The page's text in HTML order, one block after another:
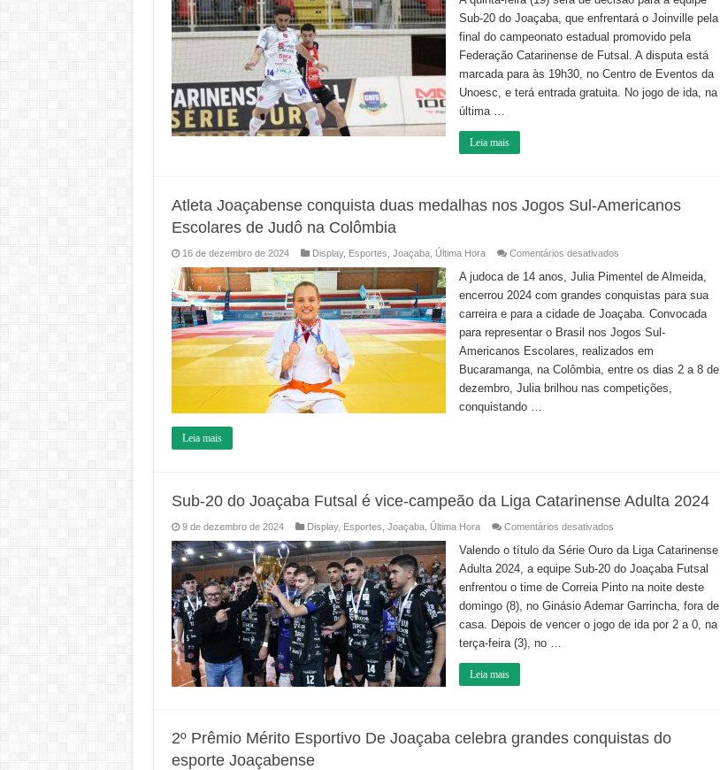
o
Joinville
final
do
Catarinense
Sub-
20
Sub-20 do Joaçaba, que enfrentará o Joinville pela
final do campeonato estadual promovido pela
Federação Catarinense de Futsal. A disputa está
marcada para às 19h30, no Centro de Eventos da
Unoesc, e terá entrada gratuita. No jogo de ida, na
última …
Leia mais
Atleta Joaçabense conquista duas medalhas nos Jogos Sul-Americanos
Escolares de Judô na Colômbia
16 de dezembro de 2024 Display, Esportes Joaçaba, Última Hora Comentários desativadosem
Joaçabense
conquista
duas
medalhas
nos
Sul-
Americanos
Escolares
de
na
A judoca de 14 anos, Julia Pimentel de Almeida,
encerrou 2024 com grandes conquistas para sua
carreira e para a cidade de Joaçaba. Convocada
para representar o Brasil nos Jogos Sul-
Americanos Escolares, realizados em
Bucaramanga, na Colômbia, entre os dias 2 a 8 de
dezembro, Julia brilhou nas competições,
conquistando …
Leia mais
Sub-20 do Joaçaba Futsal é vice-campeão da Liga Catarinense Adulta 2024
9 de dezembro de 2024 Display, Esportes Joaçaba, Última Hora Comentários desativadosem
20
do
Joaçaba
é
vice-
campeão
da
Liga
Valendo o título da Série Ouro da Liga Catarinense
Adulta 2024, a equipe Sub-20 do Joaçaba Futsal
enfrentou o time de Correia Pinto na noite deste
domingo (8), no Ginásio Ademar Garrincha, fora de
casa. Depois de vencer o jogo de ida por 2 a 0, na
terça-feira (3), no …
Leia mais
2º Prêmio Mérito Esportivo De Joaçaba celebra grandes conquistas do
esporte Joaçabense